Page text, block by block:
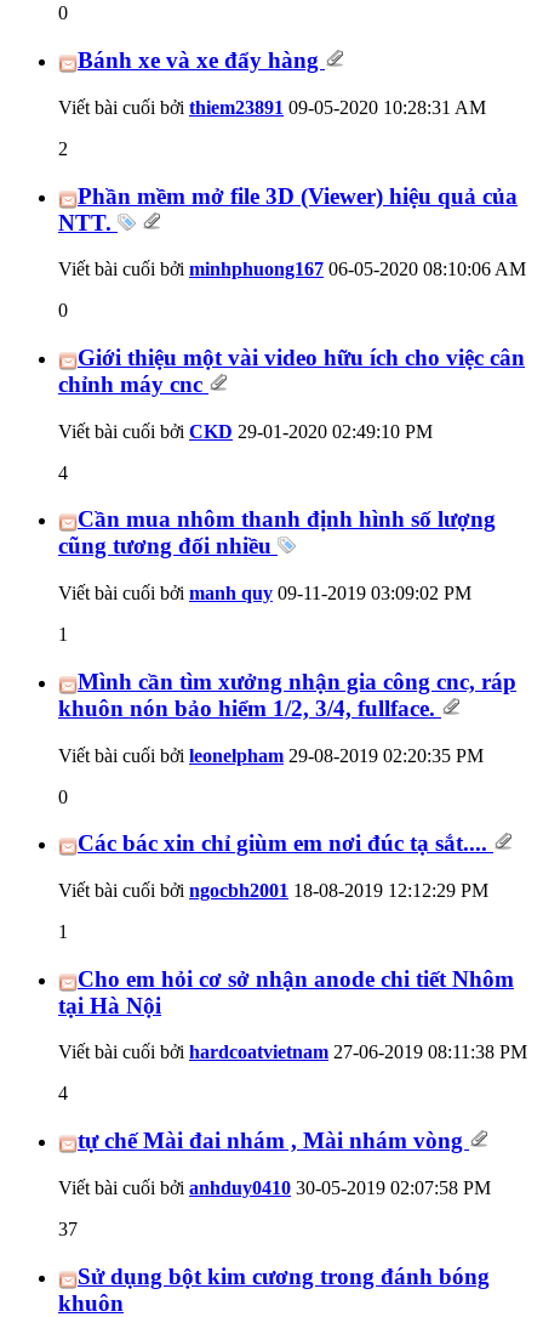
0
Bánh xe và xe đẩy hàng
Viết bài cuối bởi thiem23891 09-05-2020 10:28:31 AM
2
Phần mềm mở file 3D (Viewer) hiệu quả của
NTT.
Viết bài cuối bởi minhphuong167 06-05-2020 08:10:06 AM
0
Giới thiệu một vài video hữu ích cho việc cân
chỉnh máy cnc
Viết bài cuối bởi CKD 29-01-2020 02:49:10 PM
4
Cần mua nhôm thanh định hình số lượng
cũng tương đối nhiều
Viết bài cuối bởi manh quy 09-11-2019 03:09:02 PM
1
Mình cần tìm xưởng nhận gia công cnc, ráp
khuôn nón bảo hiểm 1/2, 3/4, fullface.
Viết bài cuối bởi leonelpham 29-08-2019 02:20:35 PM
0
Các bác xin chỉ giùm em nơi đúc tạ sắt....
Viết bài cuối bởi ngocbh2001 18-08-2019 12:12:29 PM
1
Cho em hỏi cơ sở nhận anode chi tiết Nhôm
tại Hà Nội
Viết bài cuối bởi hardcoatvietnam 27-06-2019 08:11:38 PM
4
tự chế Mài đai nhám , Mài nhám vòng
Viết bài cuối bởi anhduy0410 30-05-2019 02:07:58 PM
37
Sử dụng bột kim cương trong đánh bóng
khuôn